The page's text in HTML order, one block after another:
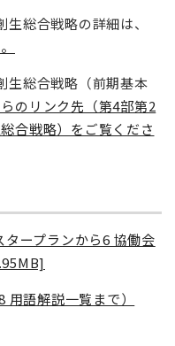
総合戦略の詳細は、
生総合戦略（前期基本
のリンク先（第4部第2
合戦略​）をご覧くださ
ープランから6 協働会
語解説一覧まで）